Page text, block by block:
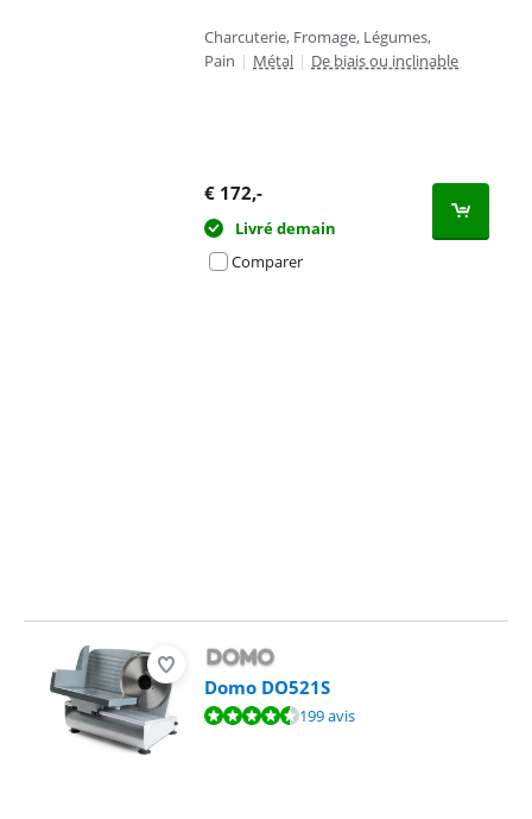
Charcuterie, Fromage, Légumes,
Pain | Métal | De biais ou inclinable
€ 172,-
Livré demain
Comparer
Domo DO521S
La note est de 8,8 sur 10, basée sur 199 avis.199 avis